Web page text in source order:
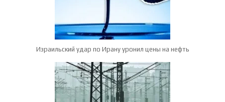
Израильский удар по Ирану уронил цены на нефть